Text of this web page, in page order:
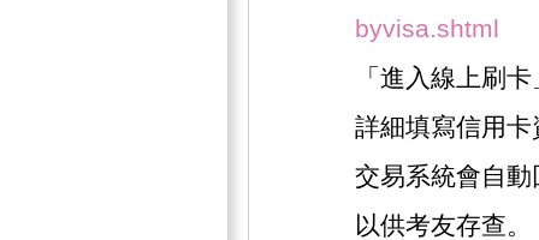
byvisa.shtml
「進入線上刷
詳細填寫信用
交易系統會自
以供考友存查。